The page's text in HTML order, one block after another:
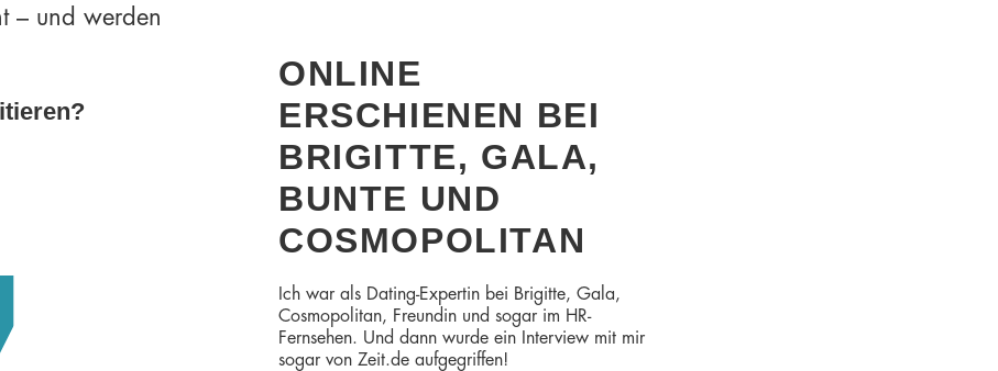
– und werden
ONLINE
ERSCHIENEN BEI
BRIGITTE, GALA,
BUNTE UND
COSMOPOLITAN
Ich war als Dating-Expertin bei Brigitte, Gala,
Cosmopolitan, Freundin und sogar im HR-
Fernsehen. Und dann wurde ein Interview mit mir
sogar von Zeit.de aufgegriffen!